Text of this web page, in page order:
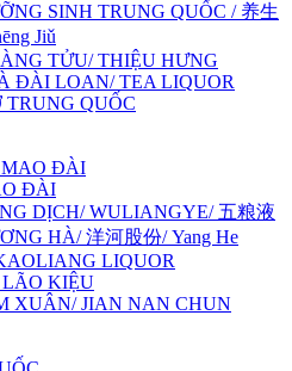
SINH TRUNG QUỐC / 养生
Jiǔ
TỬU/ THIỆU HƯNG
ĐÀI LOAN/ TEA LIQUOR
TRUNG QUỐC
ĐÀI
ĐÀI
DỊCH/ WULIANGYE/ 五粮液
HÀ/ 洋河股份/ Yang He
LIQUOR
KIỆU
XUÂN/ JIAN NAN CHUN